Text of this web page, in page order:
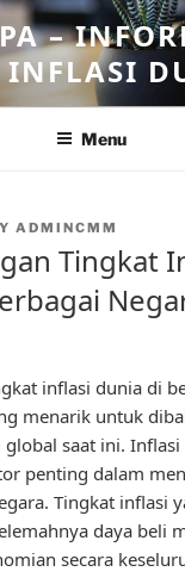
–
INFLASI
Menu
ADMINCMM
Tingkat
inflasi dunia di
menarik untuk
saat ini.
penting dalam
Tingkat inflasi
daya beli
secara